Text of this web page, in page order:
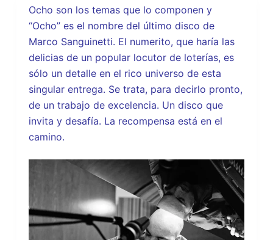
Ocho son los temas que lo componen y
“Ocho” es el nombre del último disco de
Marco Sanguinetti. El numerito, que haría las
delicias de un popular locutor de loterías, es
sólo un detalle en el rico universo de esta
singular entrega. Se trata, para decirlo pronto,
de un trabajo de excelencia. Un disco que
invita y desafía. La recompensa está en el
camino.